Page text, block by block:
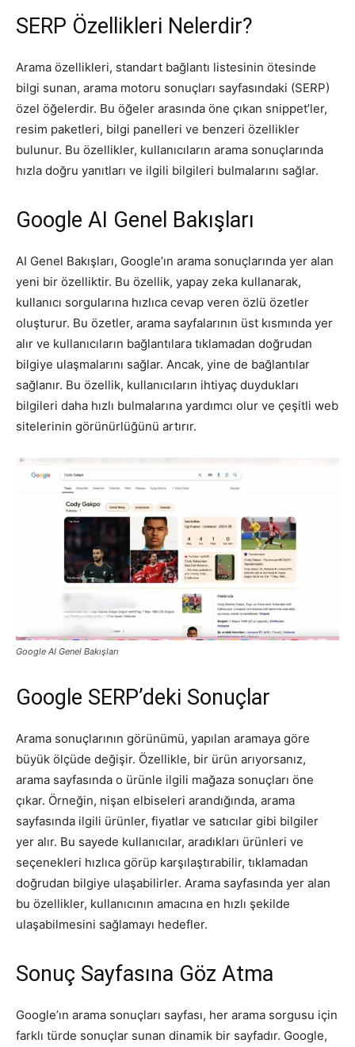
SERP Özellikleri Nelerdir?
Arama özellikleri, standart bağlantı listesinin ötesinde
bilgi sunan, arama motoru sonuçları sayfasındaki (SERP)
özel öğelerdir. Bu öğeler arasında öne çıkan snippet’ler,
resim paketleri, bilgi panelleri ve benzeri özellikler
bulunur. Bu özellikler, kullanıcıların arama sonuçlarında
hızla doğru yanıtları ve ilgili bilgileri bulmalarını sağlar.
Google AI Genel Bakışları
AI Genel Bakışları, Google’ın arama sonuçlarında yer alan
yeni bir özelliktir. Bu özellik, yapay zeka kullanarak,
kullanıcı sorgularına hızlıca cevap veren özlü özetler
oluşturur. Bu özetler, arama sayfalarının üst kısmında yer
alır ve kullanıcıların bağlantılara tıklamadan doğrudan
bilgiye ulaşmalarını sağlar. Ancak, yine de bağlantılar
sağlanır. Bu özellik, kullanıcıların ihtiyaç duydukları
bilgileri daha hızlı bulmalarına yardımcı olur ve çeşitli web
sitelerinin görünürlüğünü artırır.
Google AI Genel Bakışları
Google SERP’deki Sonuçlar
Arama sonuçlarının görünümü, yapılan aramaya göre
büyük ölçüde değişir. Özellikle, bir ürün arıyorsanız,
arama sayfasında o ürünle ilgili mağaza sonuçları öne
çıkar. Örneğin, nişan elbiseleri arandığında, arama
sayfasında ilgili ürünler, fiyatlar ve satıcılar gibi bilgiler
yer alır. Bu sayede kullanıcılar, aradıkları ürünleri ve
seçenekleri hızlıca görüp karşılaştırabilir, tıklamadan
doğrudan bilgiye ulaşabilirler. Arama sayfasında yer alan
bu özellikler, kullanıcının amacına en hızlı şekilde
ulaşabilmesini sağlamayı hedefler.
Sonuç Sayfasına Göz Atma
Google’ın arama sonuçları sayfası, her arama sorgusu için
farklı türde sonuçlar sunan dinamik bir sayfadır. Google,